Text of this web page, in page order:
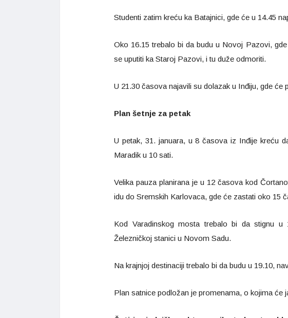
Studenti zatim kreću ka Batajnici, gde će u 14.45
Oko 16.15 trebalo bi da budu u Novoj Pazovi,
se uputiti ka Staroj Pazovi, i tu duže odmoriti.
U 21.30 časova najavili su dolazak u Inđiju, gde će
Plan šetnje za petak
U petak, 31. januara, u 8 časova iz Inđije kreću
Maradik u 10 sati.
Velika pauza planirana je u 12 časova kod
idu do Sremskih Karlovaca, gde će zastati oko 15
Kod Varadinskog mosta trebalo bi da stignu
Železničkoj stanici u Novom Sadu.
Na krajnjoj destinaciji trebalo bi da budu u 19.10,
Plan satnice podložan je promenama, o kojima će